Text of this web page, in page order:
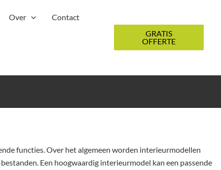
Over
Contact
GRATIS
OFFERTE
functies. Over het algemeen worden interieurmodellen
Een hoogwaardig interieurmodel kan een passende